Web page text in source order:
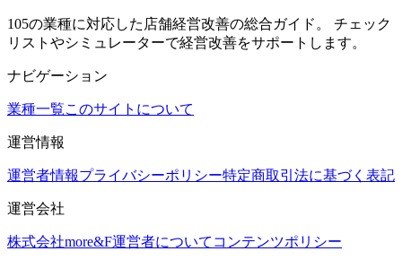
105の業種に対応した店舗経営改善の総合ガイド。 チェック
リストやシミュレーターで経営改善をサポートします。
ナビゲーション
業種一覧このサイトについて
運営情報
運営者情報プライバシーポリシー特定商取引法に基づく表記
運営会社
株式会社more&F運営者について コンテンツポリシー